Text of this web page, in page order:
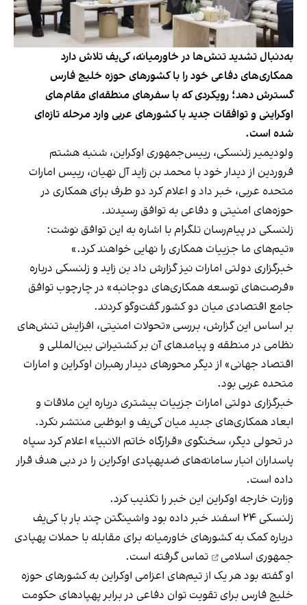
به‌دنبال تشدید تنش‌ها در خاورمیانه، کی‌یف تلاش دارد
همکاری‌های دفاعی خود را با کشورهای حوزه خلیج فارس
گسترش دهد؛ رویکردی که با سفرهای منطقه‌ای مقام‌های
اوکراینی و توافقات جدید با کشورهای عربی وارد مرحله تازه‌ای
شده است.
ولودیمیر زلنسکی، رییس‌جمهوری اوکراین، شنبه هشتم
فروردین از دیدار خود با محمد بن زاید آل نهیان، رییس امارات
متحده عربی، خبر داد و اعلام کرد دو طرف برای همکاری در
حوزه‌های امنیتی و دفاعی به توافق رسیدند.
زلنسکی در پیام‌رسان تلگرام با اشاره به این توافق نوشت:
«تیم‌های ما جزییات همکاری را نهایی خواهند کرد.»
خبرگزاری دولتی امارات نیز گزارش داد بن زاید و زلنسکی درباره
«فرصت‌های توسعه همکاری‌های دوجانبه» در چارچوب توافق
جامع اقتصادی میان دو کشور گفت‌وگو کردند.
بر اساس این گزارش، بررسی «تحولات امنیتی، افزایش تنش‌های
نظامی در منطقه و پیامدهای آن بر کشتیرانی بین‌المللی و
اقتصاد جهانی» از دیگر محورهای دیدار رهبران اوکراین و امارات
متحده عربی بود.
خبرگزاری دولتی امارات جزییات بیشتری درباره این ملاقات و
ابعاد همکاری‌های جدید میان کی‌یف و ابوظبی منتشر نکرد.
در تحولی دیگر، سخنگوی «قرارگاه خاتم‌ الانبیا» اعلام کرد سپاه
پاسداران انبار سامانه‌های ضدپهپادی اوکراین را در دبی هدف قرار
داده است.
وزارت خارجه اوکراین این خبر را تکذیب کرد.
زلنسکی ۲۴ اسفند خبر داده بود واشینگتن چند بار با کی‌یف
درباره کمک به کشورهای خاورمیانه برای مقابله با حملات پهپادی
جمهوری اسلامی
تماس گرفته است.
او گفته بود هر یک از تیم‌های اعزامی اوکراین به کشورهای حوزه
خلیج فارس برای تقویت توان دفاعی در برابر پهپادهای حکومت